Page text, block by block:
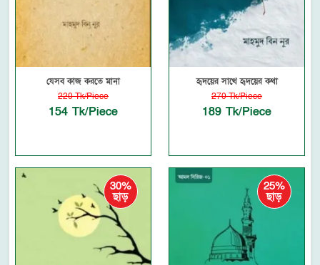
যেসব কাজ করতে মানা
220 Tk/Piece
154 Tk/Piece
হৃদয়ের সাথে হৃদয়ের কথা
270 Tk/Piece
189 Tk/Piece
30%
ছাড়
25%
ছাড়